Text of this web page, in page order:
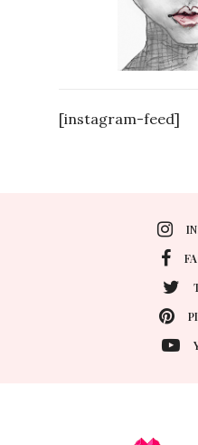
[instagram-feed]